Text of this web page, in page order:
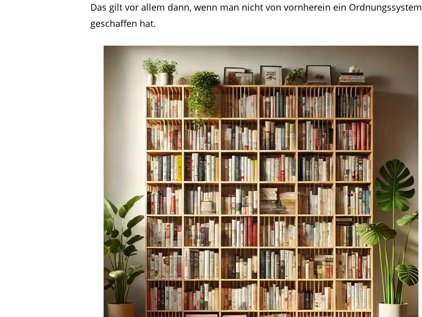
Das gilt vor allem dann, wenn man nicht von vornherein ein Ordnungssystem
geschaffen hat.